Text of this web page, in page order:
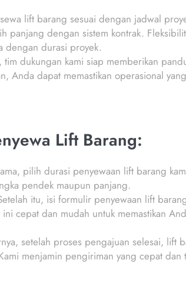
lift barang sesuai dengan jadwal
panjang dengan sistem kontrak.
dengan durasi proyek.
tim dukungan kami siap memberikan
Anda dapat memastikan operasional
Lift Barang:
pilih durasi penyewaan lift barang
pendek maupun panjang.
itu, isi formulir penyewaan lift
cepat dan mudah untuk memastikan
setelah proses pengajuan selesai, lift
menjamin pengiriman yang cepat dan